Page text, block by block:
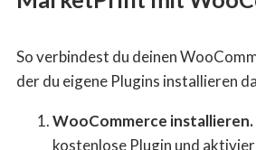
So verbindest du deinen
der du eigene Plugins installieren
WooCommerce installieren.
kostenlose Plugin und